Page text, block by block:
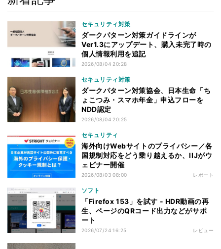
セキュリティ対策
ダークパターン対策ガイドラインが
Ver1.3にアップデート、購入未完了時の
個人情報利用を追記
2026/08/04 20:28
セキュリティ対策
ダークパターン対策協会、日本生命「ち
ょこつみ・スマホ年金」申込フローを
NDD認定
2026/08/04 20:25
セキュリティ
海外向けWebサイトのプライバシー／各
国規制対応をどう乗り越えるか、IIJがウ
ェビナー開催
2026/08/03 08:00 レポート
ソフト
「Firefox 153」を試す - HDR動画の再
生、ページのQRコード出力などがサポ
ート
2026/07/24 16:25 レビュー